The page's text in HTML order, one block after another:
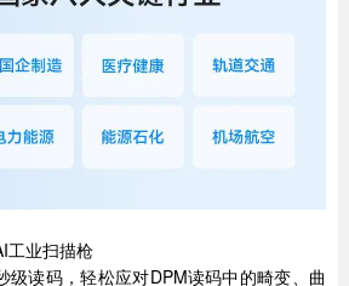
工业扫描枪
级读码，轻松应对DPM读码中的畸变、曲